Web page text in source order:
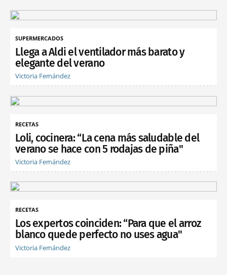
SUPERMERCADOS
Llega a Aldi el ventilador más barato y
elegante del verano
Victoria Fernández
RECETAS
Loli, cocinera: “La cena más saludable del
verano se hace con 5 rodajas de piña"
Victoria Fernández
RECETAS
Los expertos coinciden: “Para que el arroz
blanco quede perfecto no uses agua"
Victoria Fernández